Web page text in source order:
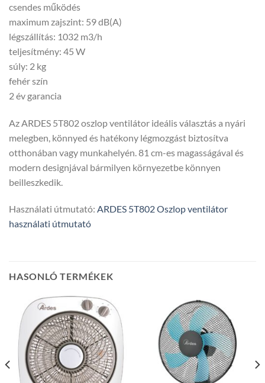
csendes működés
maximum zajszint: 59 dB(A)
légszállítás: 1032 m3/h
teljesítmény: 45 W
súly: 2 kg
fehér szín
2 év garancia
Az ARDES 5T802 oszlop ventilátor ideális választás a nyári
melegben, könnyed és hatékony légmozgást biztosítva
otthonában vagy munkahelyén. 81 cm-es magasságával és
modern designjával bármilyen környezetbe könnyen
beilleszkedik.
Használati útmutató: ARDES 5T802 Oszlop ventilátor
használati útmutató
HASONLÓ TERMÉKEK